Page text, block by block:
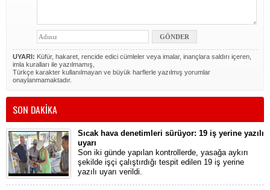
UYARI: Küfür, hakaret, rencide edici cümleler veya imalar, inançlara saldırı içeren,
imla kuralları ile yazılmamış,
Türkçe karakter kullanılmayan ve büyük harflerle yazılmış yorumlar
onaylanmamaktadır.
SON DAKİKA
Sıcak hava denetimleri sürüyor: 19 iş yerine yazılı
uyarı
Son iki günde yapılan kontrollerde, yasağa aykırı
şekilde işçi çalıştırdığı tespit edilen 19 iş yerine
yazılı uyarı verildi.